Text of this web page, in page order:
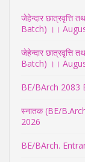
जेहेन्दार छात्रवृत्ति
Batch) ।।
जेहेन्दार छात्रवृत्ति
Batch) ।।
BE/BArch 2083
स्नातक (BE/
2026
BE/BArch.